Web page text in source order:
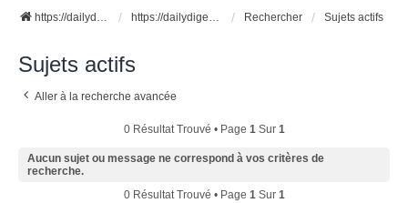
https://dailydigesthub.com https://dailydigesthub.com Rechercher Sujets actifs
Sujets actifs
Aller à la recherche avancée
0 Résultat Trouvé • Page 1Sur 1
Aucun sujet ou message ne correspond à vos critères de
recherche.
0 Résultat Trouvé • Page 1Sur 1